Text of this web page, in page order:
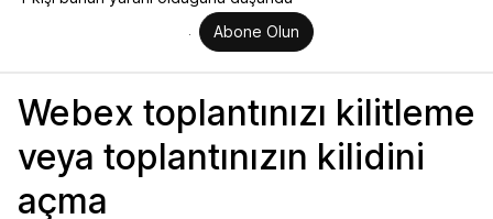
Abone Olun
Webex toplantınızı kilitleme
veya toplantınızın kilidini
açma